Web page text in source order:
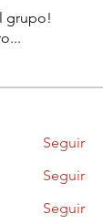
grupo!
...
Seguir
Seguir
Seguir